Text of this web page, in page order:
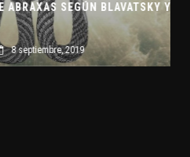
SEGÚN BLAVATSKY Y
2019